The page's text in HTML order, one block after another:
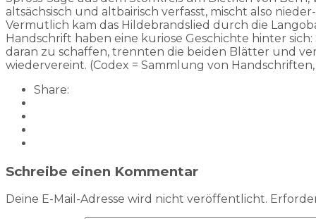
altsächsisch und altbairisch verfasst, mischt also
Vermutlich kam das Hildebrandslied durch die
Handschrift haben eine kuriose Geschichte hinter
daran zu schaffen, trennten die beiden Blätter und
wiedervereint. (Codex = Sammlung von
Share:
Schreibe einen Kommentar
Deine E-Mail-Adresse wird nicht veröffentlicht.